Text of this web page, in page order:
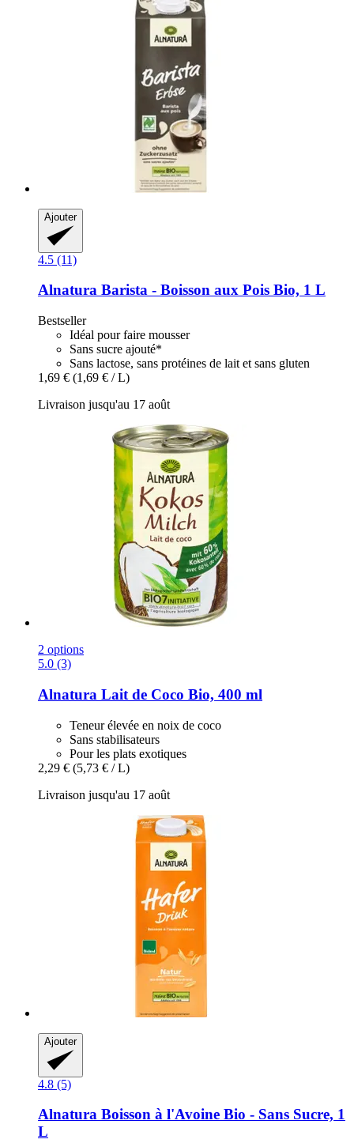
Ajouter
4.5 (11)
Alnatura Barista -​ Boisson aux Pois Bio, 1 L
Bestseller
Idéal pour faire mousser
Sans sucre ajouté*
Sans lactose, sans protéines de lait et sans gluten
1,69 € (1,69 € / L)
Livraison jusqu'au 17 août
2 options
5.0 (3)
Alnatura Lait de Coco Bio, 400 ml
Teneur élevée en noix de coco
Sans stabilisateurs
Pour les plats exotiques
2,29 € (5,73 € / L)
Livraison jusqu'au 17 août
Ajouter
4.8 (5)
Alnatura Boisson à l'Avoine Bio -​ Sans Sucre, 1
L